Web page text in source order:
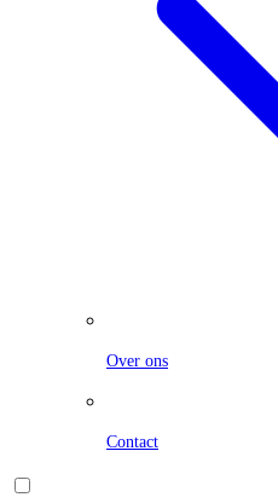
Over ons
Contact